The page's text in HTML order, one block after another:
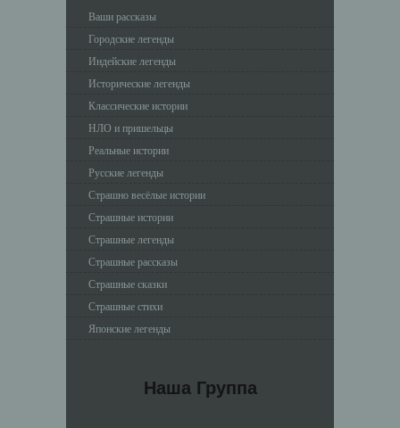
Ваши рассказы
Городские легенды
Индейские легенды
Исторические легенды
Классические истории
НЛО и пришельцы
Реальные истории
Русские легенды
Страшно весёлые истории
Страшные истории
Страшные легенды
Страшные рассказы
Страшные сказки
Страшные стихи
Японские легенды
Наша Группа